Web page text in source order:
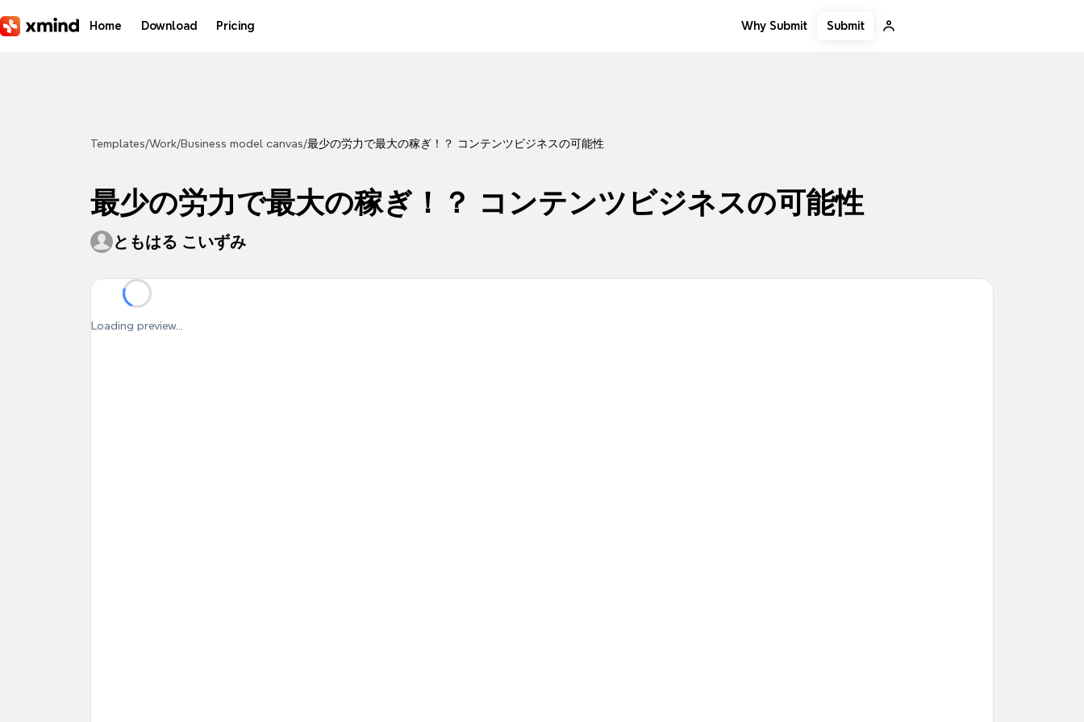
Home Download Pricing Why Submit Submit
Templates/Work/Business model canvas/最少の労力で最大の稼ぎ！？ コンテンツビジネスの可能性
最少の労力で最大の稼ぎ！？ コンテンツビジネスの可能性
ともはる こいずみ
Loading preview...